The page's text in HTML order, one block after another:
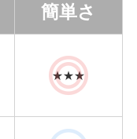
簡単さ
★★★